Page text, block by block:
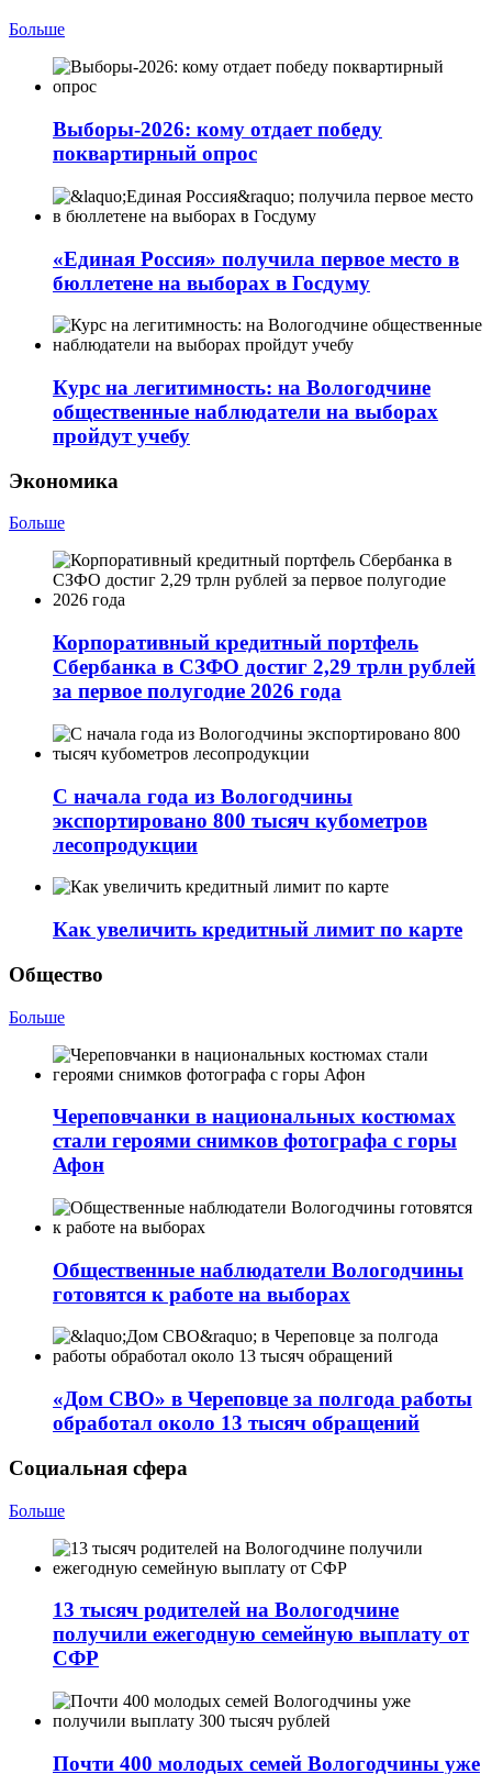
Больше
Выборы-2026: кому отдает победу
поквартирный опрос
«Единая Россия» получила первое место в
бюллетене на выборах в Госдуму
Курс на легитимность: на Вологодчине
общественные наблюдатели на выборах
пройдут учебу
Экономика
Больше
Корпоративный кредитный портфель
Сбербанка в СЗФО достиг 2,29 трлн рублей
за первое полугодие 2026 года
С начала года из Вологодчины
экспортировано 800 тысяч кубометров
лесопродукции
Как увеличить кредитный лимит по карте
Общество
Больше
Череповчанки в национальных костюмах
стали героями снимков фотографа с горы
Афон
Общественные наблюдатели Вологодчины
готовятся к работе на выборах
«Дом СВО» в Череповце за полгода работы
обработал около 13 тысяч обращений
Социальная сфера
Больше
13 тысяч родителей на Вологодчине
получили ежегодную семейную выплату от
СФР
Почти 400 молодых семей Вологодчины уже